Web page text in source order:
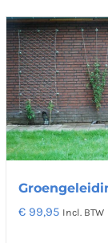
€ 99,95 Incl. BTW